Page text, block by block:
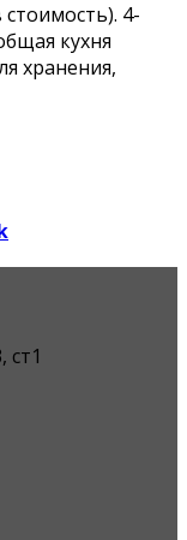
4-
кухня
хранения,
ст1